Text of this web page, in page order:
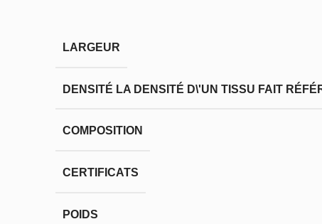
LARGEUR
DENSITÉ LA DENSITÉ D\'UN TISSU FAIT
COMPOSITION
CERTIFICATS
POIDS